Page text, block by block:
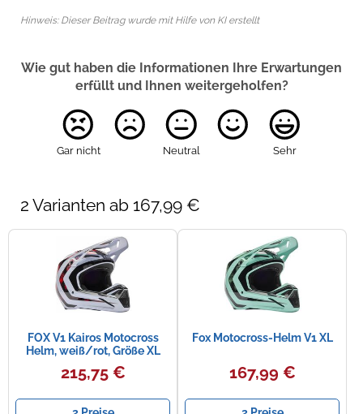
Hinweis: Dieser Beitrag wurde mit Hilfe von KI erstellt
Wie gut haben die Informationen Ihre Erwartungen
erfüllt und Ihnen weitergeholfen?
Gar nicht Neutral Sehr
2 Varianten ab 167,99 €
FOX V1 Kairos Motocross
Helm, weiß/rot, Größe XL
215,75 €
Fox Motocross-Helm V1 XL
167,99 €